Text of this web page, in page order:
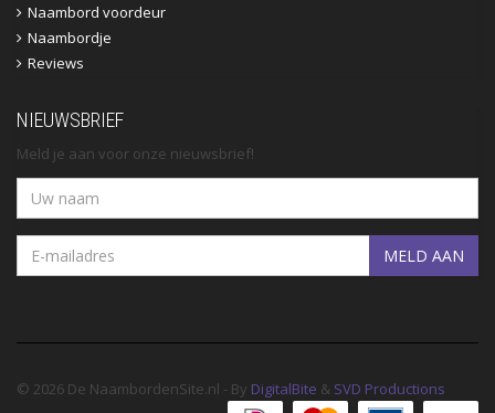
Naambord voordeur
Naambordje
Reviews
NIEUWSBRIEF
Meld je aan voor onze nieuwsbrief!
MELD AAN
© 2026 De NaambordenSite.nl - By DigitalBite & SVD Productions